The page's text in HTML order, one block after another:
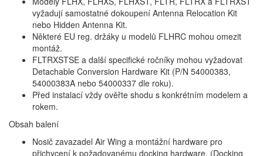
vyžadují samostatné dokoupení Antenna Relocation Kit
nebo Hidden Antenna Kit.
Některé EU reg. držáky u modelů FLHRC mohou omezit
montáž.
FLTRXSTSE a další specifické ročníky mohou vyžadovat
Detachable Conversion Hardware Kit (P/N 54000383,
54000383A nebo 54000337 dle roku).
Před instalací vždy ověřte shodu s konkrétním modelem a
rokem.
Obsah balení
Nosič zavazadel Air Wing a montážní hardware pro
přichycení k požadovanému docking hardware. (Docking